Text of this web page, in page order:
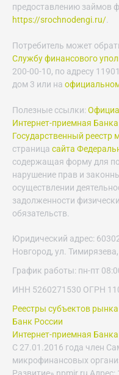
предоставлению займов
https://srochnodengi.ru/
Потребитель может
Службу финансового
200-00-10, по адресу
дом 3 или на
Полезные ссылки:
Интернет-приемная
Государственный реестр
страница сайта
содержащая форму для
нарушение прав и
осуществлении
задолженности
обязательств.
Юридический адрес:
Новгород, ул.
График работы: пн-пт
ИНН 5260271530 ОГРН
Реестры субъектов
Банк России
Интернет-приемная
С 27.01.2016 года член
микрофинансовых